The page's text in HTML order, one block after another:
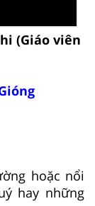
(Giáo viên
hoặc nổi
hay những